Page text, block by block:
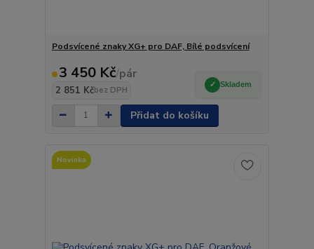
Podsvícené znaky XG+ pro DAF, Bílé podsvícení
3 450 Kč/pár
2 851 Kčbez DPH
Skladem
Přidat do košíku
Novinka